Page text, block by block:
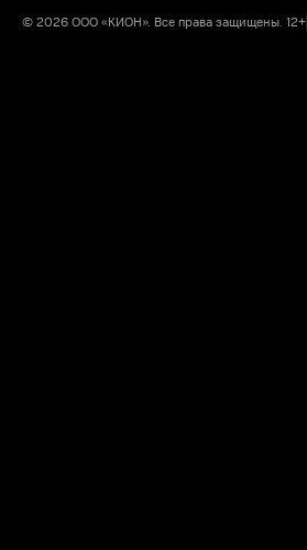
© 2026 ООО «КИОН». Все права защищены. 12+